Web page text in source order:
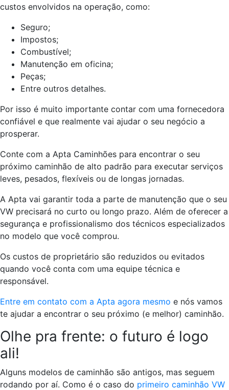
custos envolvidos na operação, como:
Seguro;
Impostos;
Combustível;
Manutenção em oficina;
Peças;
Entre outros detalhes.
Por isso é muito importante contar com uma fornecedora
confiável e que realmente vai ajudar o seu negócio a
prosperar.
Conte com a Apta Caminhões para encontrar o seu
próximo caminhão de alto padrão para executar serviços
leves, pesados, flexíveis ou de longas jornadas.
A Apta vai garantir toda a parte de manutenção que o seu
VW precisará no curto ou longo prazo. Além de oferecer a
segurança e profissionalismo dos técnicos especializados
no modelo que você comprou.
Os custos de proprietário são reduzidos ou evitados
quando você conta com uma equipe técnica e
responsável.
Entre em contato com a Apta agora mesmo e nós vamos
te ajudar a encontrar o seu próximo (e melhor) caminhão.
Olhe pra frente: o futuro é logo
ali!
Alguns modelos de caminhão são antigos, mas seguem
rodando por aí. Como é o caso do primeiro caminhão VW